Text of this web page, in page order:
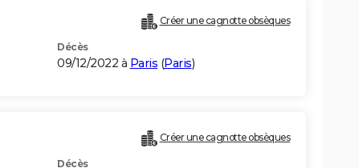
Créer une cagnotte obsèques
Décès
09/12/2022 à Paris (Paris)
Créer une cagnotte obsèques
Décès